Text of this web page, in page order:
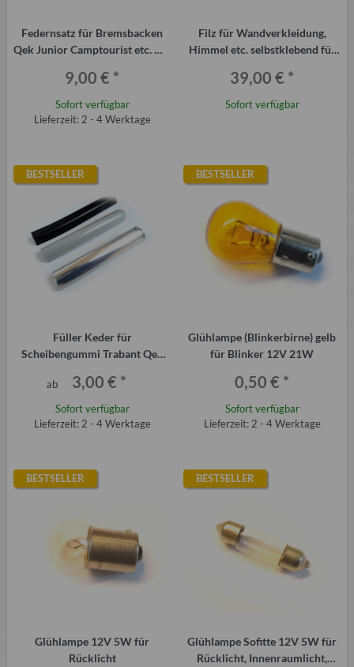
Federnsatz für Bremsbacken
Qek Junior Camptourist etc. mit
9,00 € *
Sofort verfügbar
Lieferzeit: 2 - 4 Werktage
Filz für Wandverkleidung,
Himmel etc. selbstklebend für
39,00 € *
Sofort verfügbar
BESTSELLER
Füller Keder für
Scheibengummi Trabant Qek
ab 3,00 € *
Sofort verfügbar
Lieferzeit: 2 - 4 Werktage
BESTSELLER
Glühlampe (Blinkerbirne) gelb
für Blinker 12V 21W
0,50 € *
Sofort verfügbar
Lieferzeit: 2 - 4 Werktage
BESTSELLER
Glühlampe 12V 5W für
Rücklicht
BESTSELLER
Glühlampe Sofitte 12V 5W für
Rücklicht, Innenraumlicht,